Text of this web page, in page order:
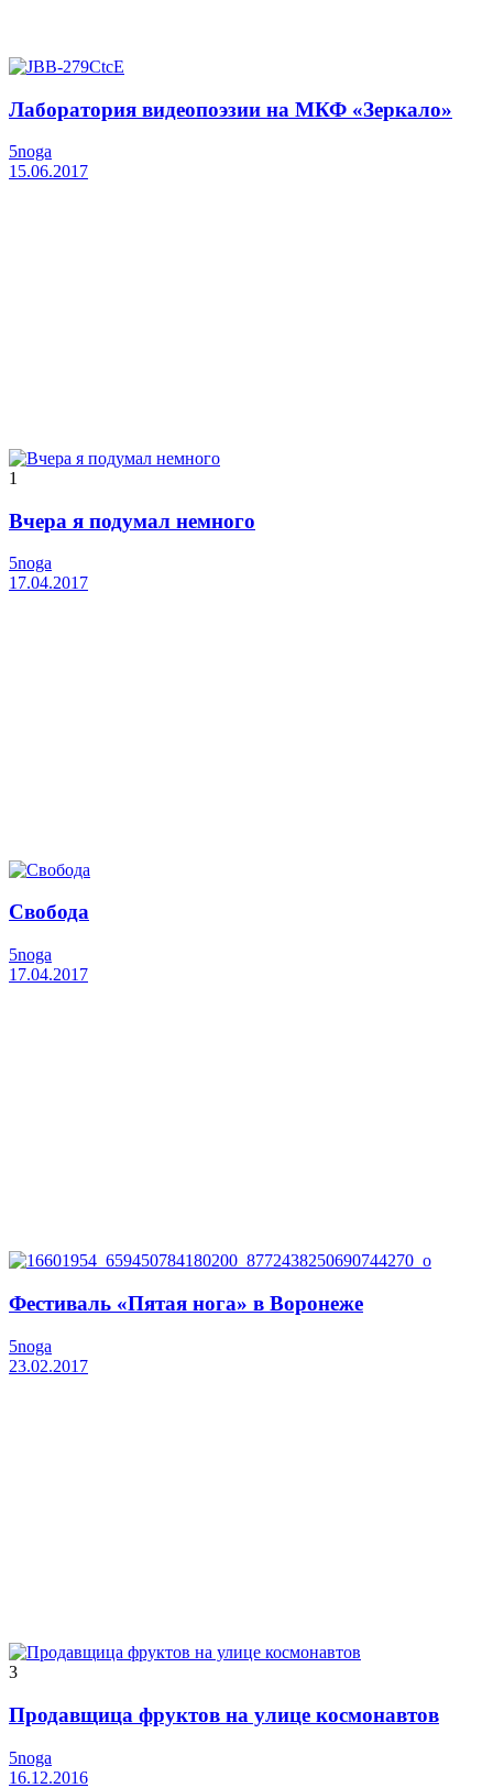
Лаборатория видеопоэзии на МКФ «Зеркало»
5noga
15.06.2017
1
Вчера я подумал немного
5noga
17.04.2017
Свобода
5noga
17.04.2017
Фестиваль «Пятая нога» в Воронеже
5noga
23.02.2017
3
Продавщица фруктов на улице космонавтов
5noga
16.12.2016